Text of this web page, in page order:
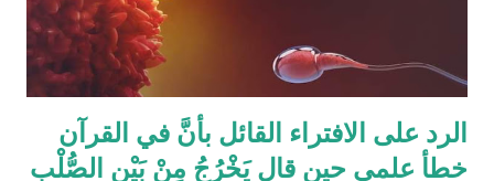
الرد على الافتراء القائل بأنَّ في القرآن
خطأ علمي حين قال يَخْرُجُ مِنْ بَيْنِ الصُّلْبِ